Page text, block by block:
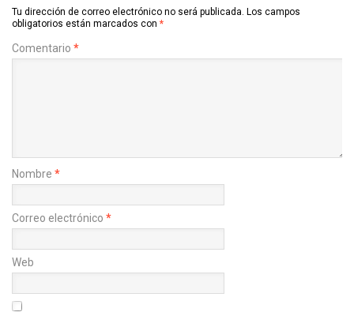
Tu dirección de correo electrónico no será publicada. Los campos
obligatorios están marcados con *
Comentario *
Nombre *
Correo electrónico *
Web